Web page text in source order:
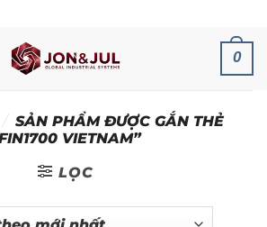
0
/ SẢN PHẨM ĐƯỢC GẮN THẺ
VIETNAM”
LỌC